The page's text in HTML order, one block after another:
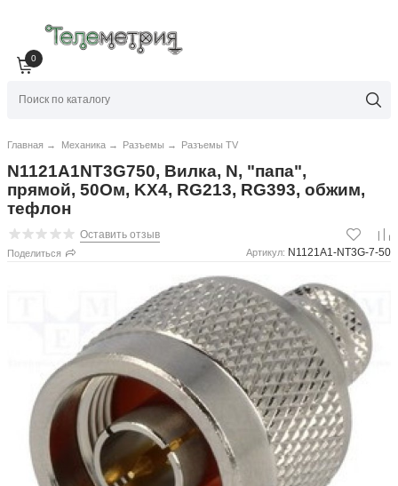
0
Главная → Механика → Разъемы → Разъемы TV
N1121A1NT3G750, Вилка, N, "папа",
прямой, 50Ом, KX4, RG213, RG393, обжим,
тефлон
Оставить отзыв
Поделиться Артикул: N1121A1-NT3G-7-50